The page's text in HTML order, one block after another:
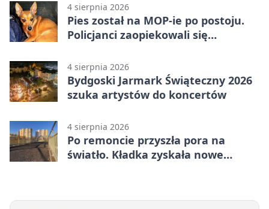
4 sierpnia 2026
Pies został na MOP-ie po postoju.
Policjanci zaopiekowali się
4 sierpnia 2026
Bydgoski Jarmark Świąteczny 2026
szuka artystów do koncertów
4 sierpnia 2026
Po remoncie przyszła pora na
światło. Kładka zyskała nowe